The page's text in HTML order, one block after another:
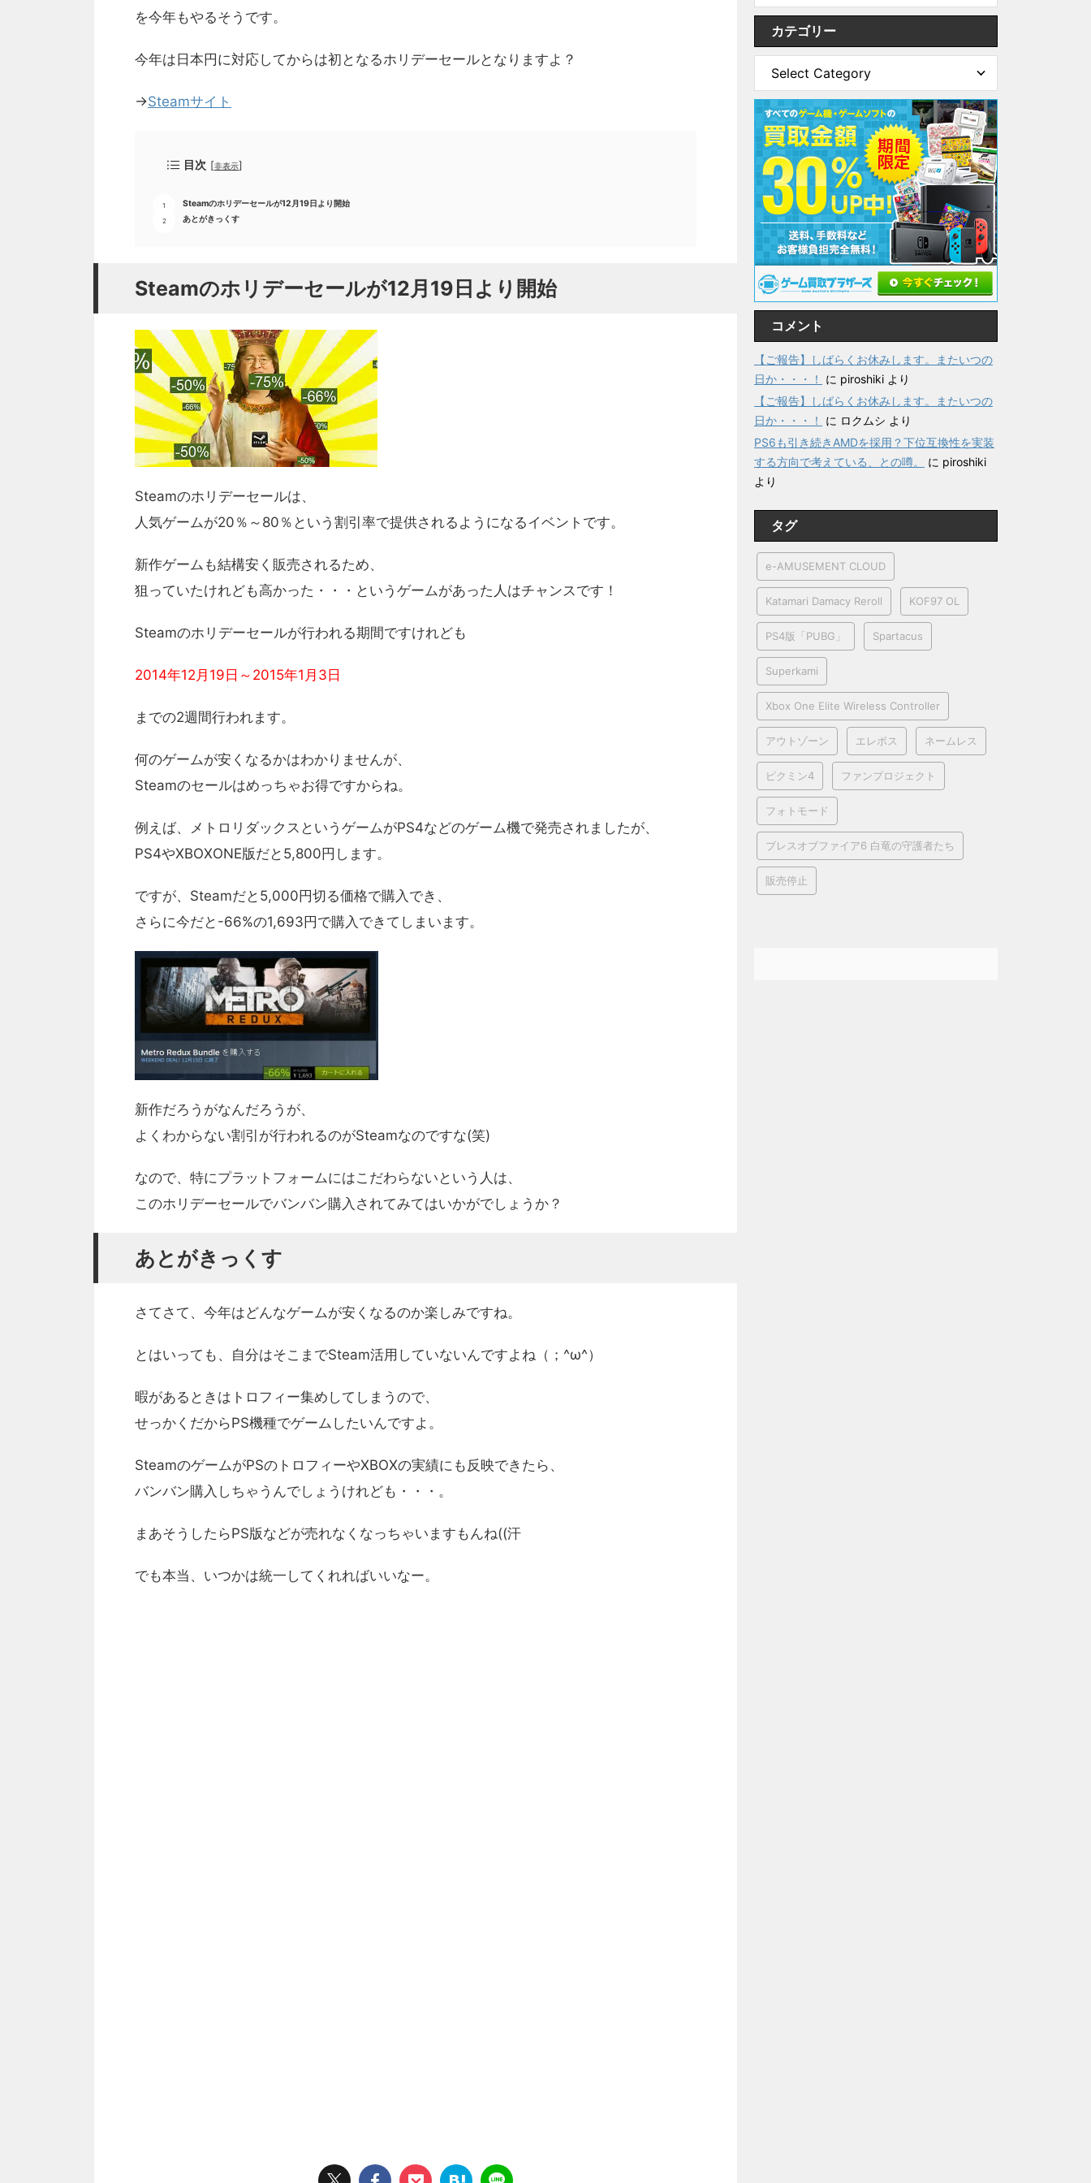
を今年もやるそうです。
今年は日本円に対応してからは初となるホリデーセールとなりますよ？
→Steamサイト
目次 [非表示]
Steamのホリデーセールが12月19日より開始
あとがきっくす
Steamのホリデーセールが12月19日より開始
Steamのホリデーセールは、
人気ゲームが20％～80％という割引率で提供されるようになるイベントです。
新作ゲームも結構安く販売されるため、
狙っていたけれども高かった・・・というゲームがあった人はチャンスです！
Steamのホリデーセールが行われる期間ですけれども
2014年12月19日～2015年1月3日
までの2週間行われます。
何のゲームが安くなるかはわかりませんが、
Steamのセールはめっちゃお得ですからね。
例えば、メトロリダックスというゲームがPS4などのゲーム機で発売されましたが、
PS4やXBOXONE版だと5,800円します。
ですが、Steamだと5,000円切る価格で購入でき、
さらに今だと-66%の1,693円で購入できてしまいます。
新作だろうがなんだろうが、
よくわからない割引が行われるのがSteamなのですな(笑)
なので、特にプラットフォームにはこだわらないという人は、
このホリデーセールでバンバン購入されてみてはいかがでしょうか？
あとがきっくす
さてさて、今年はどんなゲームが安くなるのか楽しみですね。
とはいっても、自分はそこまでSteam活用していないんですよね（；^ω^）
暇があるときはトロフィー集めしてしまうので、
せっかくだからPS機種でゲームしたいんですよ。
SteamのゲームがPSのトロフィーやXBOXの実績にも反映できたら、
バンバン購入しちゃうんでしょうけれども・・・。
まあそうしたらPS版などが売れなくなっちゃいますもんね((汗
でも本当、いつかは統一してくれればいいなー。
カテゴリー
コメント
【ご報告】しばらくお休みします。またいつの
日か・・・！
に piroshiki より
【ご報告】しばらくお休みします。またいつの
日か・・・！
に ロクムシ より
PS6も引き続きAMDを採用？下位互換性を実装
する方向で考えている、との噂。
に piroshiki
より
タグ
e-AMUSEMENT CLOUD
Katamari Damacy Reroll KOF97 OL
PS4版「PUBG」 Spartacus
Superkami
Xbox One Elite Wireless Controller
アウトゾーン エレボス ネームレス
ピクミン4 ファンプロジェクト
フォトモード
ブレスオブファイア6 白竜の守護者たち
販売停止